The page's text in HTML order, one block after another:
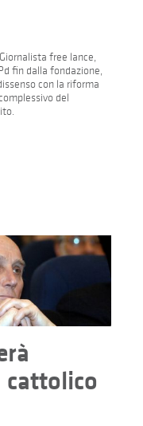
free lance,
fin dalla fondazione,
con la riforma
del
cattolico